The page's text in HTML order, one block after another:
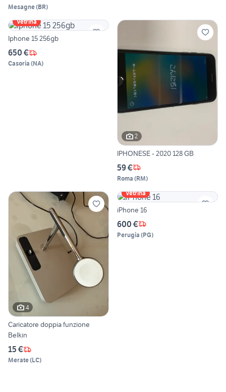
Mesagne(BR)
Vetrina
Iphone 15 256gb
650 €
Casoria (NA)
2
IPHONESE - 2020 128 GB
59 €
Roma (RM)
4
Caricatore doppia funzione
Belkin
15 €
Merate(LC)
Vetrina
iPhone 16
600 €
Perugia (PG)